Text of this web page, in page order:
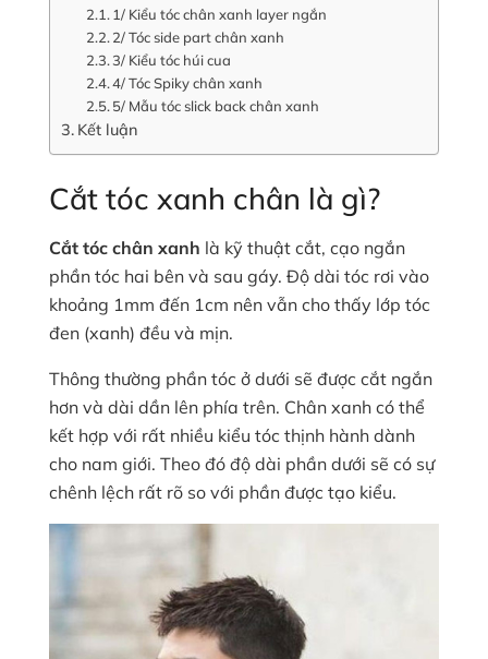
1/ Kiểu tóc chân xanh layer ngắn
2/ Tóc side part chân xanh
3/ Kiểu tóc húi cua
4/ Tóc Spiky chân xanh
5/ Mẫu tóc slick back chân xanh
Kết luận
Cắt tóc xanh chân là gì?
Cắt tóc chân xanh là kỹ thuật cắt, cạo ngắn
phần tóc hai bên và sau gáy. Độ dài tóc rơi vào
khoảng 1mm đến 1cm nên vẫn cho thấy lớp tóc
đen (xanh) đều và mịn.
Thông thường phần tóc ở dưới sẽ được cắt ngắn
hơn và dài dần lên phía trên. Chân xanh có thể
kết hợp với rất nhiều kiểu tóc thịnh hành dành
cho nam giới. Theo đó độ dài phần dưới sẽ có sự
chênh lệch rất rõ so với phần được tạo kiểu.